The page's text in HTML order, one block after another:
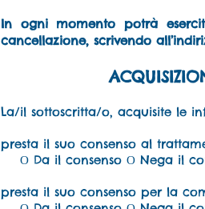
In ogni momento potrà
cancellazione, scrivendo
La/il sottoscritta/o, acquisite le
presta il suo consenso al
Ο Da il consenso Ο Nega il
presta il suo consenso per la